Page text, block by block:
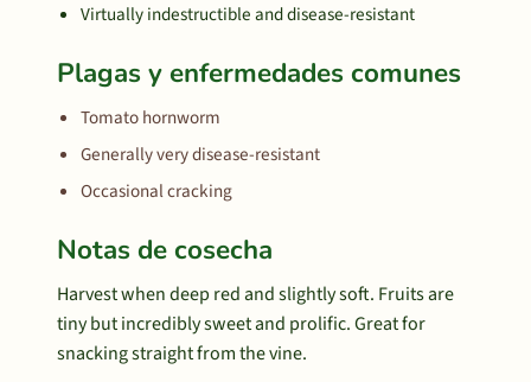
Virtually indestructible and disease-resistant
Plagas y enfermedades comunes
Tomato hornworm
Generally very disease-resistant
Occasional cracking
Notas de cosecha
Harvest when deep red and slightly soft. Fruits are
tiny but incredibly sweet and prolific. Great for
snacking straight from the vine.